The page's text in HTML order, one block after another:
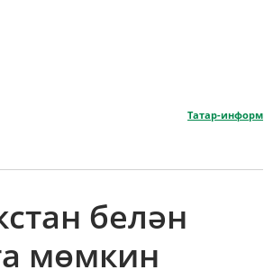
Татар-информ
белән
мөмкин